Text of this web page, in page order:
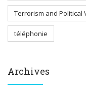
Terrorism and Political
téléphonie
Archives